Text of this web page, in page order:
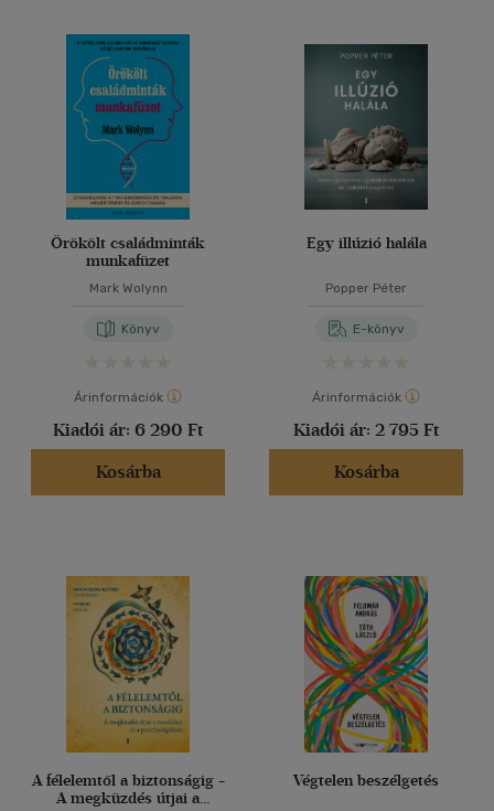
Örökölt családminták
munkafüzet
Mark Wolynn
Könyv
Árinformációk
Kiadói ár: 6 290 Ft
Kosárba
Egy illúzió halála
Popper Péter
E-könyv
Árinformációk
Kiadói ár: 2 795 Ft
Kosárba
A félelemtől a biztonságig -
A megküzdés útjai a
Végtelen beszélgetés